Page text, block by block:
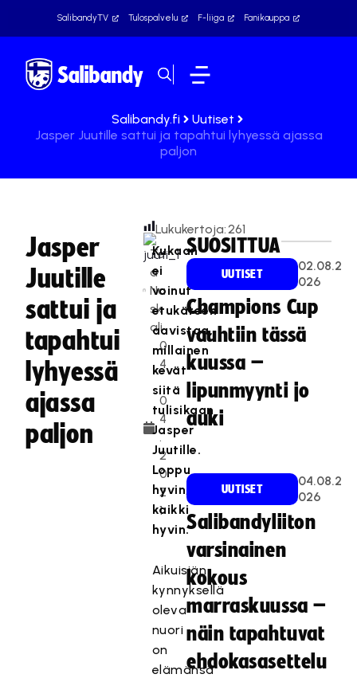
SalibandyTV Tulospalvelu F-liiga Fanikauppa
Salibandy.fi
Uutiset
Jasper Juutille sattui ja tapahtui lyhyessä ajassa
paljon
Jasper
Juutille
sattui ja
tapahtui
lyhyessä
ajassa
paljon
Te
a
Na
sk
ali
0
4
.
0
4
.
2
0
2
1
Lukukertoja:261
Kukaan
ei
voinut
etukäteen
aavistaa,
millainen
kevät
siitä
tulisikaan
Jasper
Juutille.
Loppu
hyvin,
kaikki
hyvin.
Aikuisiän
kynnyksellä
oleva
nuori
on
elämänsä
SUOSITTUA
UUTISET
02.08.2
026
Champions Cup
vauhtiin tässä
kuussa –
lipunmyynti jo
auki
UUTISET
04.08.2
026
Salibandyliiton
varsinainen
kokous
marraskuussa –
näin tapahtuvat
ehdokasasettelu